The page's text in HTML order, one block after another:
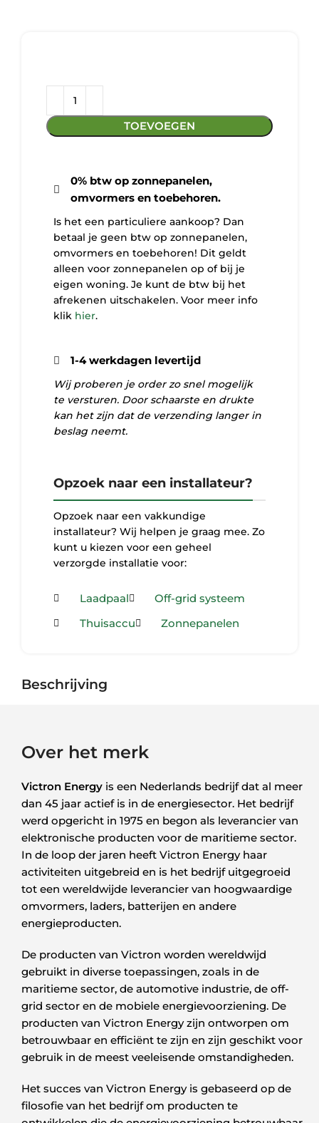
TOEVOEGEN
0% btw op zonnepanelen,
omvormers en toebehoren.
Is het een particuliere aankoop? Dan
betaal je geen btw op zonnepanelen,
omvormers en toebehoren! Dit geldt
alleen voor zonnepanelen op of bij je
eigen woning. Je kunt de btw bij het
afrekenen uitschakelen. Voor meer info
klik hier.
1-4 werkdagen levertijd
Wij proberen je order zo snel mogelijk
te versturen. Door schaarste en drukte
kan het zijn dat de verzending langer in
beslag neemt.
Opzoek naar een installateur?
Opzoek naar een vakkundige
installateur? Wij helpen je graag mee. Zo
kunt u kiezen voor een geheel
verzorgde installatie voor:
Laadpaal
Off-grid systeem
Thuisaccu
Zonnepanelen
Beschrijving
Over het merk
Victron Energy is een Nederlands bedrijf dat al meer
dan 45 jaar actief is in de energiesector. Het bedrijf
werd opgericht in 1975 en begon als leverancier van
elektronische producten voor de maritieme sector.
In de loop der jaren heeft Victron Energy haar
activiteiten uitgebreid en is het bedrijf uitgegroeid
tot een wereldwijde leverancier van hoogwaardige
omvormers, laders, batterijen en andere
energieproducten.
De producten van Victron worden wereldwijd
gebruikt in diverse toepassingen, zoals in de
maritieme sector, de automotive industrie, de off-
grid sector en de mobiele energievoorziening. De
producten van Victron Energy zijn ontworpen om
betrouwbaar en efficiënt te zijn en zijn geschikt voor
gebruik in de meest veeleisende omstandigheden.
Het succes van Victron Energy is gebaseerd op de
filosofie van het bedrijf om producten te